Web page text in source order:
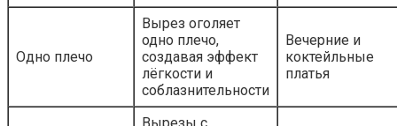
Одно плечо
Вырез оголяет
одно плечо,
создавая эффект
лёгкости и
соблазнительности
Вечерние и
коктейльные
платья